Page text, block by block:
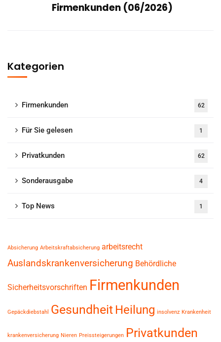
Firmenkunden (06/2026)
Kategorien
Firmenkunden 62
Für Sie gelesen 1
Privatkunden 62
Sonderausgabe 4
Top News 1
Absicherung Arbeitskraftabsicherung arbeitsrecht
Auslandskrankenversicherung Behördliche
Sicherheitsvorschriften Firmenkunden
Gepäckdiebstahl Gesundheit Heilung insolvenz Krankenheit
krankenversicherung Nieren Preissteigerungen Privatkunden